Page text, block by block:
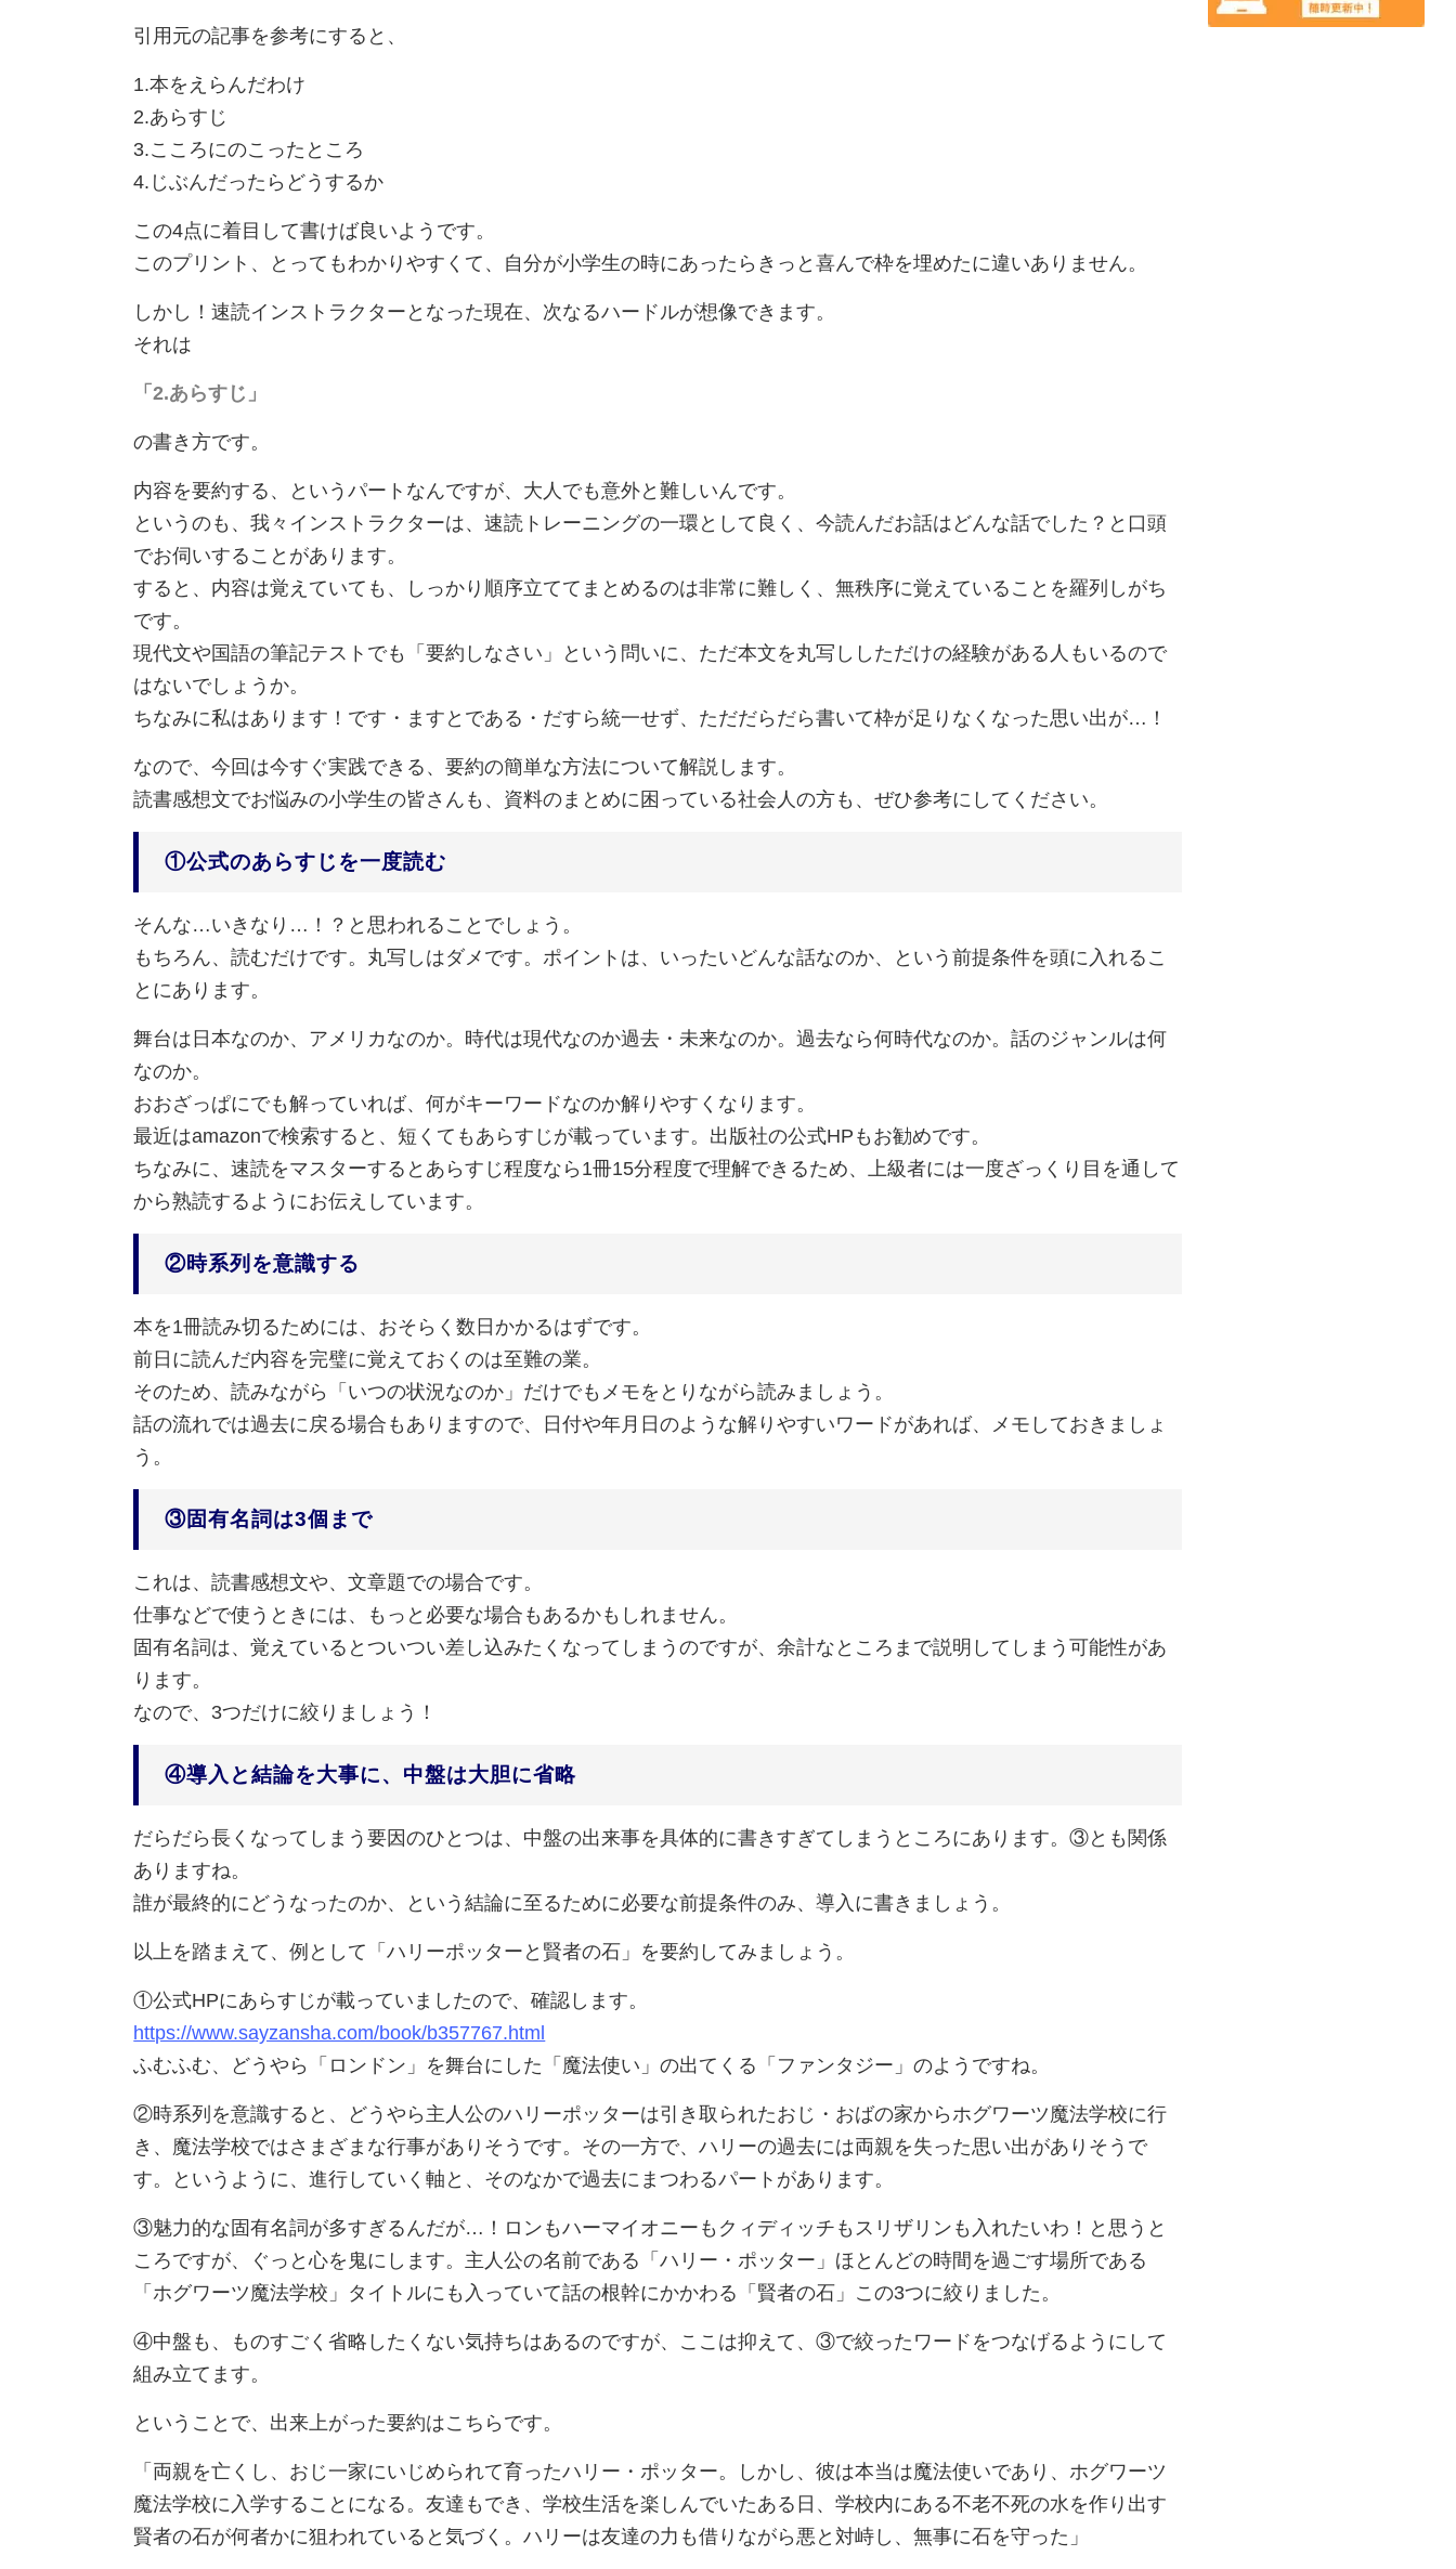
引用元の記事を参考にすると、
1.本をえらんだわけ
2.あらすじ
3.こころにのこったところ
4.じぶんだったらどうするか
この4点に着目して書けば良いようです。
このプリント、とってもわかりやすくて、自分が小学生の時にあったらきっと喜んで枠を埋めたに違いありません。
しかし！速読インストラクターとなった現在、次なるハードルが想像できます。
それは
「2.あらすじ」
の書き方です。
内容を要約する、というパートなんですが、大人でも意外と難しいんです。
というのも、我々インストラクターは、速読トレーニングの一環として良く、今読んだお話はどんな話でした？と口頭
でお伺いすることがあります。
すると、内容は覚えていても、しっかり順序立ててまとめるのは非常に難しく、無秩序に覚えていることを羅列しがち
です。
現代文や国語の筆記テストでも「要約しなさい」という問いに、ただ本文を丸写ししただけの経験がある人もいるので
はないでしょうか。
ちなみに私はあります！です・ますとである・だすら統一せず、ただだらだら書いて枠が足りなくなった思い出が…！
なので、今回は今すぐ実践できる、要約の簡単な方法について解説します。
読書感想文でお悩みの小学生の皆さんも、資料のまとめに困っている社会人の方も、ぜひ参考にしてください。
①公式のあらすじを一度読む
そんな…いきなり…！？と思われることでしょう。
もちろん、読むだけです。丸写しはダメです。ポイントは、いったいどんな話なのか、という前提条件を頭に入れるこ
とにあります。
舞台は日本なのか、アメリカなのか。時代は現代なのか過去・未来なのか。過去なら何時代なのか。話のジャンルは何
なのか。
おおざっぱにでも解っていれば、何がキーワードなのか解りやすくなります。
最近はamazonで検索すると、短くてもあらすじが載っています。出版社の公式HPもお勧めです。
ちなみに、速読をマスターするとあらすじ程度なら1冊15分程度で理解できるため、上級者には一度ざっくり目を通して
から熟読するようにお伝えしています。
②時系列を意識する
本を1冊読み切るためには、おそらく数日かかるはずです。
前日に読んだ内容を完璧に覚えておくのは至難の業。
そのため、読みながら「いつの状況なのか」だけでもメモをとりながら読みましょう。
話の流れでは過去に戻る場合もありますので、日付や年月日のような解りやすいワードがあれば、メモしておきましょ
う。
③固有名詞は3個まで
これは、読書感想文や、文章題での場合です。
仕事などで使うときには、もっと必要な場合もあるかもしれません。
固有名詞は、覚えているとついつい差し込みたくなってしまうのですが、余計なところまで説明してしまう可能性があ
ります。
なので、3つだけに絞りましょう！
④導入と結論を大事に、中盤は大胆に省略
だらだら長くなってしまう要因のひとつは、中盤の出来事を具体的に書きすぎてしまうところにあります。③とも関係
ありますね。
誰が最終的にどうなったのか、という結論に至るために必要な前提条件のみ、導入に書きましょう。
以上を踏まえて、例として「ハリーポッターと賢者の石」を要約してみましょう。
①公式HPにあらすじが載っていましたので、確認します。
https://www.sayzansha.com/book/b357767.html
ふむふむ、どうやら「ロンドン」を舞台にした「魔法使い」の出てくる「ファンタジー」のようですね。
②時系列を意識すると、どうやら主人公のハリーポッターは引き取られたおじ・おばの家からホグワーツ魔法学校に行
き、魔法学校ではさまざまな行事がありそうです。その一方で、ハリーの過去には両親を失った思い出がありそうで
す。というように、進行していく軸と、そのなかで過去にまつわるパートがあります。
③魅力的な固有名詞が多すぎるんだが…！ロンもハーマイオニーもクィディッチもスリザリンも入れたいわ！と思うと
ころですが、ぐっと心を鬼にします。主人公の名前である「ハリー・ポッター」ほとんどの時間を過ごす場所である
「ホグワーツ魔法学校」タイトルにも入っていて話の根幹にかかわる「賢者の石」この3つに絞りました。
④中盤も、ものすごく省略したくない気持ちはあるのですが、ここは抑えて、③で絞ったワードをつなげるようにして
組み立てます。
ということで、出来上がった要約はこちらです。
「両親を亡くし、おじ一家にいじめられて育ったハリー・ポッター。しかし、彼は本当は魔法使いであり、ホグワーツ
魔法学校に入学することになる。友達もでき、学校生活を楽しんでいたある日、学校内にある不老不死の水を作り出す
賢者の石が何者かに狙われていると気づく。ハリーは友達の力も借りながら悪と対峙し、無事に石を守った」